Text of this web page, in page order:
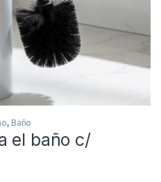
, Baño
el baño c/